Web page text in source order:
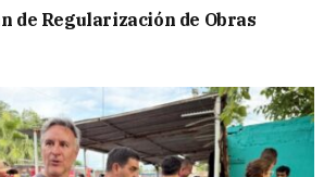
de Regularización de Obras